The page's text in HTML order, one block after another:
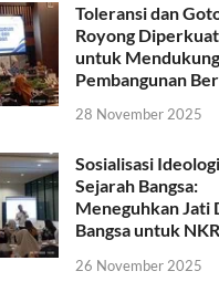
Toleransi dan
Royong
untuk Mendukung
Pembangunan
28 November 2025
Sosialisasi
Sejarah Bangsa:
Meneguhkan Jati
Bangsa untuk
26 November 2025